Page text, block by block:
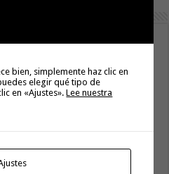
bien, simplemente haz clic en
elegir qué tipo de
en «Ajustes».Lee nuestra